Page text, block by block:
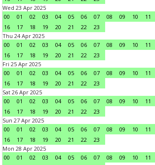
Wed 23 Apr 2025
00
01 02 03 04 05 06 07 08 09 10 11
16
17 18 19 20 21 22
23
Thu 24 Apr 2025
00
01 02 03 04 05 06 07 08 09 10 11
16
17 18 19 20 21 22
23
Fri 25 Apr 2025
00
01 02 03 04 05 06 07 08 09 10 11
16
17 18 19 20 21 22
23
Sat 26 Apr 2025
00
01 02 03 04 05 06 07 08 09 10 11
16
17 18 19 20 21 22
23
Sun 27 Apr 2025
00
01 02 03 04 05 06 07 08 09 10 11
16
17 18 19 20 21 22
23
Mon 28 Apr 2025
00
01 02 03 04 05 06 07 08 09 10 11